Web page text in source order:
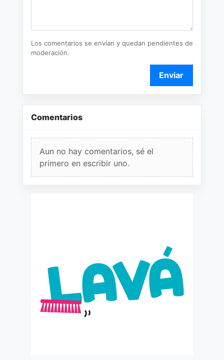
Los comentarios se envían y quedan pendientes de
moderación.
Enviar
Comentarios
Aun no hay comentarios, sé el
primero en escribir uno.